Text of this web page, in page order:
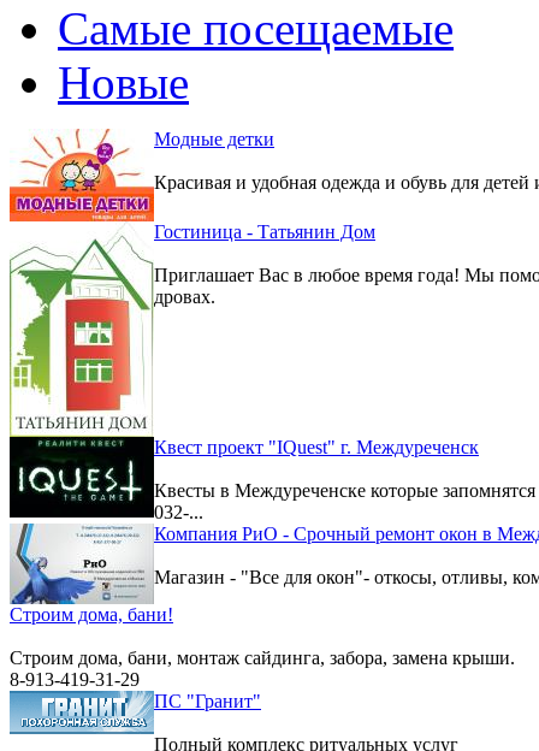
Самые посещаемые
Новые
Модные детки
Красивая и удобная одежда и обувь для детей
Гостиница - Татьянин Дом
Приглашает Вас в любое время года! Мы
дровах.
Квест проект "IQuest" г. Междуреченск
Квесты в Междуреченске которые
032-...
Компания РиО - Срочный ремонт окон в
Магазин - "Все для окон"- откосы, отливы,
Строим дома, бани!
Строим дома, бани, монтаж сайдинга, забора, замена крыши.
8-913-419-31-29
ПС "Гранит"
Полный комплекс ритуальных услуг